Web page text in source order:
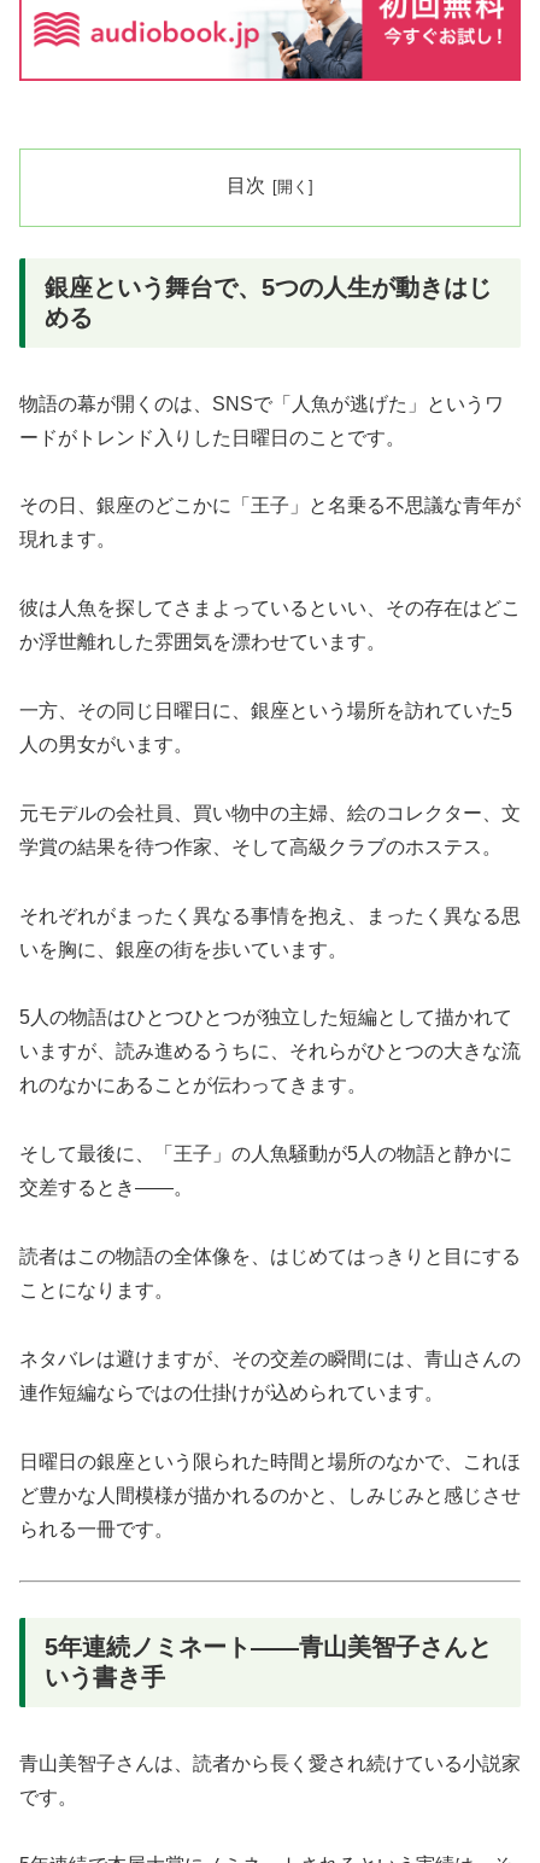
目次
銀座という舞台で、5つの人生が動きはじ
める
物語の幕が開くのは、SNSで「人魚が逃げた」というワ
ードがトレンド入りした日曜日のことです。
その日、銀座のどこかに「王子」と名乗る不思議な青年が
現れます。
彼は人魚を探してさまよっているといい、その存在はどこ
か浮世離れした雰囲気を漂わせています。
一方、その同じ日曜日に、銀座という場所を訪れていた5
人の男女がいます。
元モデルの会社員、買い物中の主婦、絵のコレクター、文
学賞の結果を待つ作家、そして高級クラブのホステス。
それぞれがまったく異なる事情を抱え、まったく異なる思
いを胸に、銀座の街を歩いています。
5人の物語はひとつひとつが独立した短編として描かれて
いますが、読み進めるうちに、それらがひとつの大きな流
れのなかにあることが伝わってきます。
そして最後に、「王子」の人魚騒動が5人の物語と静かに
交差するとき——。
読者はこの物語の全体像を、はじめてはっきりと目にする
ことになります。
ネタバレは避けますが、その交差の瞬間には、青山さんの
連作短編ならではの仕掛けが込められています。
日曜日の銀座という限られた時間と場所のなかで、これほ
ど豊かな人間模様が描かれるのかと、しみじみと感じさせ
られる一冊です。
5年連続ノミネート——青山美智子さんと
いう書き手
青山美智子さんは、読者から長く愛され続けている小説家
です。